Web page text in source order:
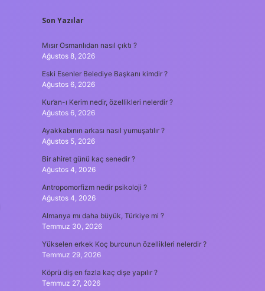
SIDEBAR
Son Yazılar
Mısır Osmanlıdan nasıl çıktı ?
Ağustos 8, 2026
Eski Esenler Belediye Başkanı kimdir ?
Ağustos 6, 2026
Kur’an-ı Kerim nedir, özellikleri nelerdir ?
Ağustos 6, 2026
Ayakkabının arkası nasıl yumuşatılır ?
Ağustos 5, 2026
Bir ahiret günü kaç senedir ?
Ağustos 4, 2026
Antropomorfizm nedir psikoloji ?
Ağustos 4, 2026
Almanya mı daha büyük, Türkiye mi ?
Temmuz 30, 2026
Yükselen erkek Koç burcunun özellikleri nelerdir ?
Temmuz 29, 2026
Köprü diş en fazla kaç dişe yapılır ?
Temmuz 27, 2026